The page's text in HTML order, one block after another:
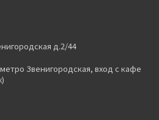
д.2/44
Звенигородская, вход с кафе